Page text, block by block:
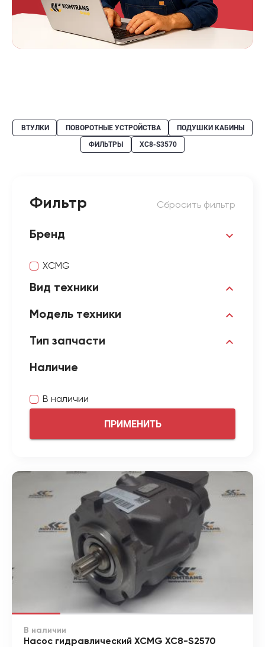
ВТУЛКИ ПОВОРОТНЫЕ УСТРОЙСТВА
ПОДУШКИ КАБИНЫ
ФИЛЬТРЫ
XC8-S3570
Фильтр Сбросить фильтр
Бренд
XCMG
Вид техники
Модель техники
Тип запчасти
Наличие
В наличии
ПРИМЕНИТЬ
В наличии
Насос гидравлический XCMG XC8-S2570